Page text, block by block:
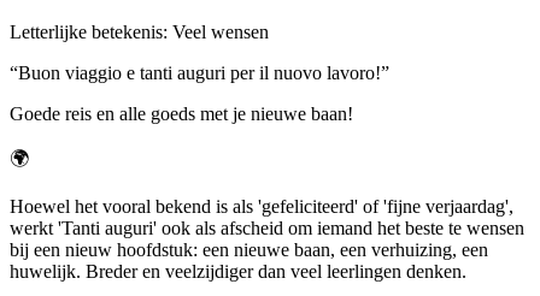
Letterlijke betekenis: Veel wensen
“Buon viaggio e tanti auguri per il nuovo lavoro!”
Goede reis en alle goeds met je nieuwe baan!
🌍
Hoewel het vooral bekend is als 'gefeliciteerd' of 'fijne verjaardag',
werkt 'Tanti auguri' ook als afscheid om iemand het beste te wensen
bij een nieuw hoofdstuk: een nieuwe baan, een verhuizing, een
huwelijk. Breder en veelzijdiger dan veel leerlingen denken.